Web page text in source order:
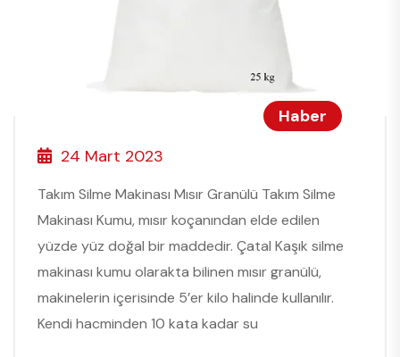
Haber
24 Mart 2023
Takım Silme Makinası Mısır Granülü Takım Silme
Makinası Kumu, mısır koçanından elde edilen
yüzde yüz doğal bir maddedir. Çatal Kaşık silme
makinası kumu olarakta bilinen mısır granülü,
makinelerin içerisinde 5’er kilo halinde kullanılır.
Kendi hacminden 10 kata kadar su